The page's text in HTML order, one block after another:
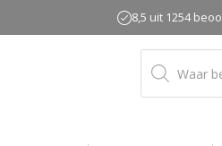
8,5 uit 1254
Producten
zoeken